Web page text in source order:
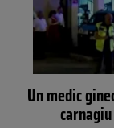
Un medic